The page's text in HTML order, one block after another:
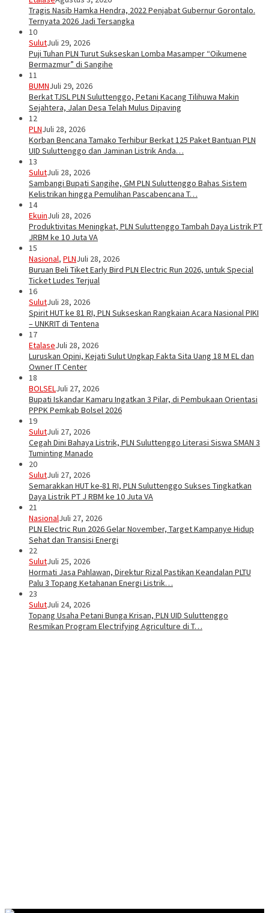
Tragis Nasib Hamka Hendra, 2022 Penjabat Gubernur Gorontalo.
Ternyata 2026 Jadi Tersangka
10
SulutJuli 29, 2026
Puji Tuhan PLN Turut Sukseskan Lomba Masamper “Oikumene
Bermazmur” di Sangihe
11
BUMNJuli 29, 2026
Berkat TJSL PLN Suluttenggo, Petani Kacang Tilihuwa Makin
Sejahtera, Jalan Desa Telah Mulus Dipaving
12
PLNJuli 28, 2026
Korban Bencana Tamako Terhibur Berkat 125 Paket Bantuan PLN
UID Suluttenggo dan Jaminan Listrik Anda…
13
SulutJuli 28, 2026
Sambangi Bupati Sangihe, GM PLN Suluttenggo Bahas Sistem
Kelistrikan hingga Pemulihan Pascabencana T…
14
EkuinJuli 28, 2026
Produktivitas Meningkat, PLN Suluttenggo Tambah Daya Listrik PT
JRBM ke 10 Juta VA
15
Nasional, PLNJuli 28, 2026
Buruan Beli Tiket Early Bird PLN Electric Run 2026, untuk Special
Ticket Ludes Terjual
16
SulutJuli 28, 2026
Spirit HUT ke 81 RI, PLN Sukseskan Rangkaian Acara Nasional PIKI
– UNKRIT di Tentena
17
EtalaseJuli 28, 2026
Luruskan Opini, Kejati Sulut Ungkap Fakta Sita Uang 18 M EL dan
Owner IT Center
18
BOLSELJuli 27, 2026
Bupati Iskandar Kamaru Ingatkan 3 Pilar, di Pembukaan Orientasi
PPPK Pemkab Bolsel 2026
19
SulutJuli 27, 2026
Cegah Dini Bahaya Listrik, PLN Suluttenggo Literasi Siswa SMAN 3
Tuminting Manado
20
SulutJuli 27, 2026
Semarakkan HUT ke-81 RI, PLN Suluttenggo Sukses Tingkatkan
Daya Listrik PT J RBM ke 10 Juta VA
21
NasionalJuli 27, 2026
PLN Electric Run 2026 Gelar November, Target Kampanye Hidup
Sehat dan Transisi Energi
22
SulutJuli 25, 2026
Hormati Jasa Pahlawan, Direktur Rizal Pastikan Keandalan PLTU
Palu 3 Topang Ketahanan Energi Listrik…
23
SulutJuli 24, 2026
Topang Usaha Petani Bunga Krisan, PLN UID Suluttenggo
Resmikan Program Electrifying Agriculture di T…